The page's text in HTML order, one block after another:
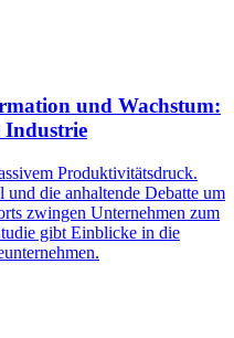
und Wachstum:
Industrie
Produktivitätsdruck.
und die anhaltende Debatte um
zwingen Unternehmen zum
gibt Einblicke in die